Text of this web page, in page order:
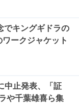
でキングギドラの
ークジャケット
中止発表、「証
や千葉雄喜ら集